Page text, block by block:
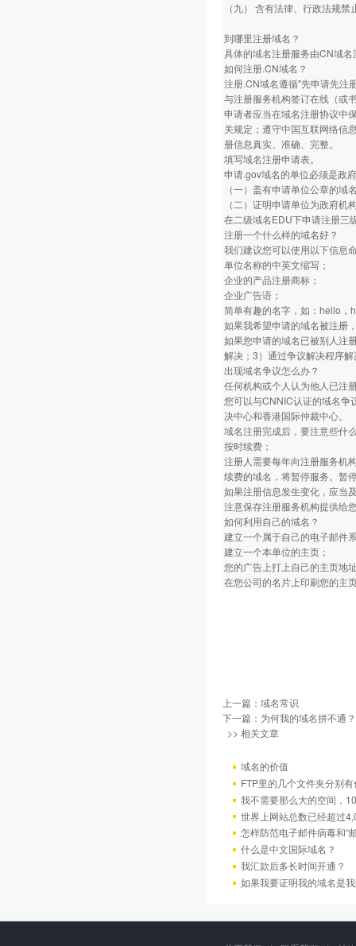
（九） 含有法律、行政法规
到哪里注册域名？
具体的域名注册服务由CN域
如何注册.CN域名？
注册.CN域名遵循"先申请先注
与注册服务机构签订在线（或
申请者应当在域名注册协议中
关规定；遵守中国互联网络信
册信息真实、准确、完整。
填写域名注册申请表。
申请.gov域名的单位必须是政
（一）盖有申请单位公章的域
（二）证明申请单位为政府机
在二级域名EDU下申请注册三
注册一个什么样的域名好？
我们建议您可以使用以下信息
单位名称的中英文缩写；
企业的产品注册商标；
企业广告语；
简单有趣的名字，如：hello
如果我希望申请的域名被注册
如果您申请的域名已被别人注
解决；3）通过争议解决程序解
出现域名争议怎么办？
任何机构或个人认为他人已注
您可以与CNNIC认证的域名争
决中心和香港国际仲裁中心。
域名注册完成后，要注意些什
按时续费；
注册人需要每年向注册服务机
续费的域名，将暂停服务。暂
如果注册信息发生变化，应当
注意保存注册服务机构提供给
如何利用自己的域名？
建立一个属于自己的电子邮件
建立一个本单位的主页；
您的广告上打上自己的主页地
在您公司的名片上印刷您的主
上一篇： 域名常识
下一篇： 为何我的域名拼不通？
>> 相关文章
域名的价值
FTP里的几个文件夹分别
我不需要那么大的空间，
世界上网站总数已经超过
怎样防范电子邮件病毒和“
什么是中文国际域名？
我汇款后多长时间开通？
如果我要证明我的域名是